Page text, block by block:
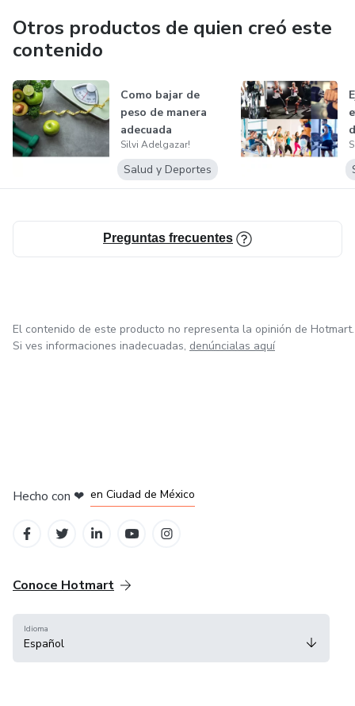
Otros productos de quien creó este
contenido
Como bajar de
peso de manera
adecuada
Silvi Adelgazar!
Salud y Deportes
Preguntas frecuentes
El contenido de este producto no representa la opinión de Hotmart.
Si ves informaciones inadecuadas, denúncialas aquí
Hecho con ❤ en Ciudad de México
Conoce Hotmart
Idioma
Español